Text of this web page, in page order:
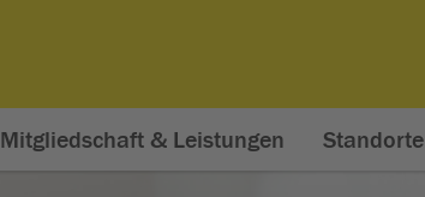
Mitgliedschaft & Leistungen Standorte